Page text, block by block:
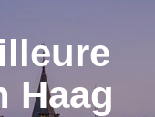
Haag